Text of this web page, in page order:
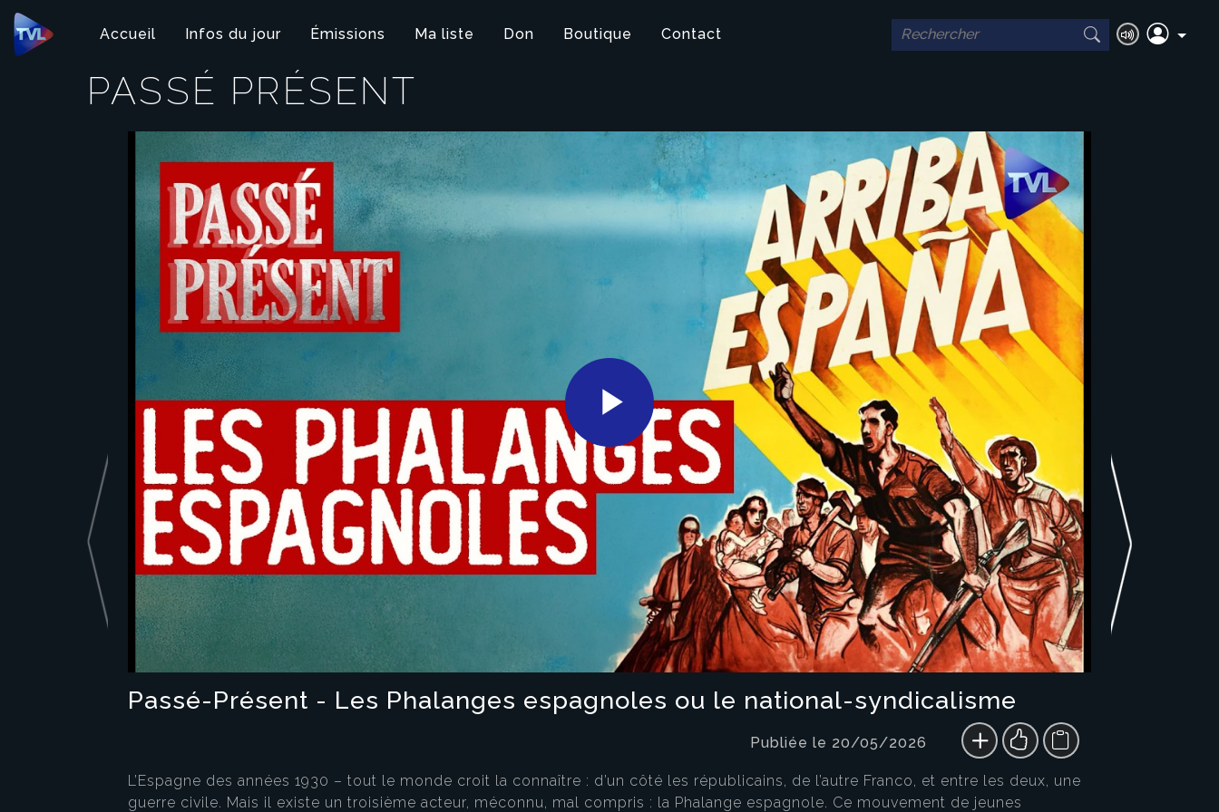
Panneau de gestion des cookies
Accueil Infos du jour Émissions Ma liste Don Boutique Contact
PASSÉ PRÉSENT
Play
Video
Passé-Présent - Les Phalanges espagnoles ou le national-syndicalisme
Publiée le 20/05/2026
L’Espagne des années 1930 – tout le monde croit la connaître : d’un côté les républicains, de l’autre Franco, et entre les deux, une
guerre civile. Mais il existe un troisième acteur, méconnu, mal compris : la Phalange espagnole. Ce mouvement de jeunes